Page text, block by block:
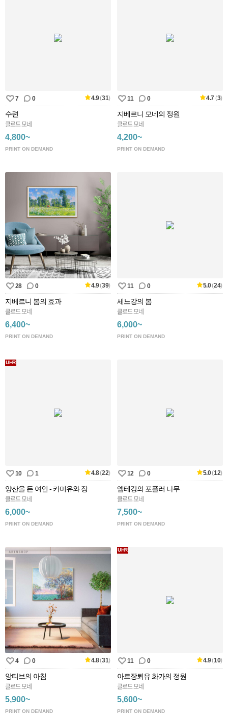
7 0 4.9(31)
수련
클로드 모네
4,800~
PRINT ON DEMAND
11 0 4.7(3)
지베르니 모네의 정원
클로드 모네
4,200~
PRINT ON DEMAND
28 0 4.9(39)
지베르니 봄의 효과
클로드 모네
6,400~
PRINT ON DEMAND
11 0 5.0(24)
세느강의 봄
클로드 모네
6,000~
PRINT ON DEMAND
UHR
10 1 4.8(22)
양산을 든 여인 - 카미유와 장
클로드 모네
6,000~
PRINT ON DEMAND
12 0 5.0(12)
엡테강의 포플러 나무
클로드 모네
7,500~
PRINT ON DEMAND
4 0 4.8(31)
앙티브의 아침
클로드 모네
5,900~
PRINT ON DEMAND
UHR
11 0 4.9(10)
아르장퇴유 화가의 정원
클로드 모네
5,600~
PRINT ON DEMAND